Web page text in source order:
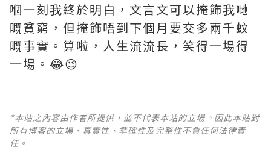
嗰一刻我終於明白，文言文可以掩飾我哋
嘅貧窮，但掩飾唔到下個月要交多兩千蚊
嘅事實。算啦，人生流流長，笑得一場得
一場。😂😉
*本站之內容由作者所提供，並不代表本站的立場。因此本站對
所有博客的立場、真實性、準確性及完整性不負任何法律責
任。